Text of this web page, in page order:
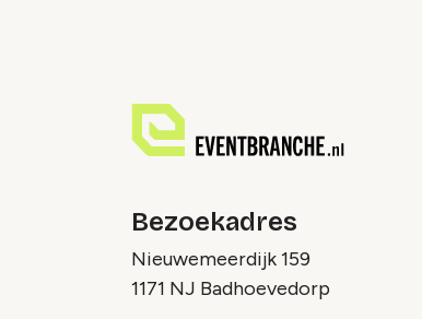
Bezoekadres
Nieuwemeerdijk 159
1171 NJ Badhoevedorp